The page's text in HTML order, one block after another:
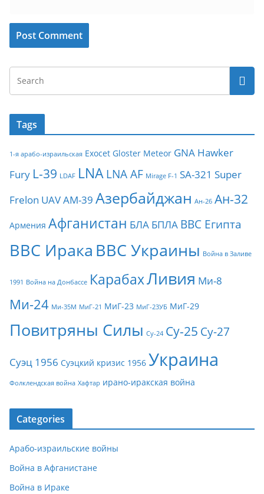
Tags
1-я арабо-израильская Exocet Gloster Meteor GNA Hawker
Fury L-39 LDAF LNA LNA AF Mirage F-1 SA-321 Super
Frelon UAVАМ-39 Азербайджан Ан-26 Ан-32
Армения Афганистан БЛА БПЛА ВВС Египта
ВВС Ирака ВВС Украины Война в Заливе
1991 Война на Донбассе КарабахЛивия Ми-8
Ми-24 Ми-35М МиГ-21 МиГ-23 МиГ-23УБ МиГ-29
Повитряны Силы Су-24 Су-25 Су-27
Суэц 1956 Суэцкий кризис 1956 Украина
Фолклендская война Хафтар ирано-иракская война
Categories
Арабо-израильские войны
Война в Афганистане
Война в Ираке